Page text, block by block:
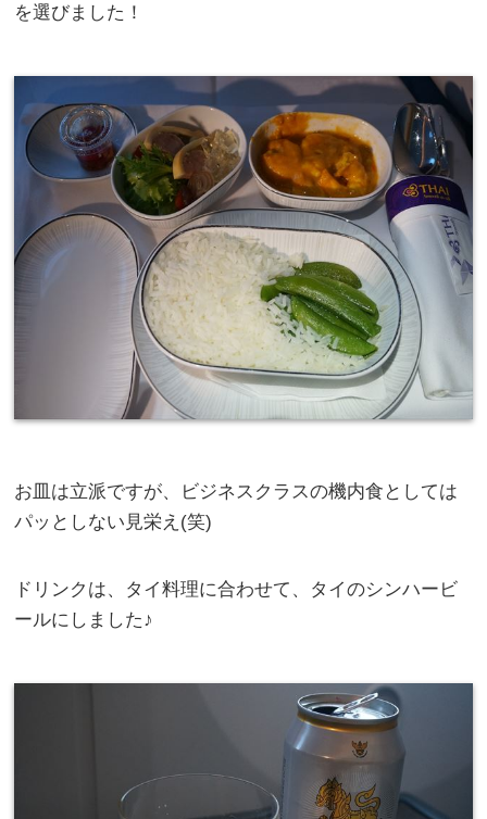
を選びました！
お皿は立派ですが、ビジネスクラスの機内食としては
パッとしない見栄え(笑)
ドリンクは、タイ料理に合わせて、タイのシンハービ
ールにしました♪